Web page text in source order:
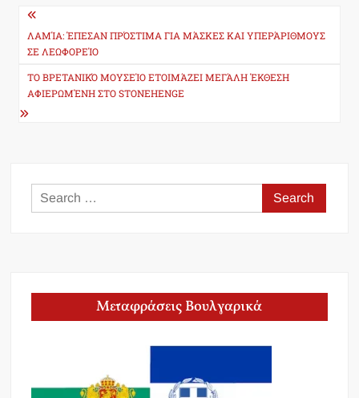
Post
navigation
ΛΑΜΊΑ: ΈΠΕΣΑΝ ΠΡΌΣΤΙΜΑ ΓΙΑ ΜΆΣΚΕΣ ΚΑΙ ΥΠΕΡΆΡΙΘΜΟΥΣ
ΣΕ ΛΕΩΦΟΡΕΊΟ
ΤΟ ΒΡΕΤΑΝΙΚΌ ΜΟΥΣΕΊΟ ΕΤΟΙΜΆΖΕΙ ΜΕΓΆΛΗ ΈΚΘΕΣΗ
ΑΦΙΕΡΩΜΈΝΗ ΣΤΟ STONEHENGE
Search
for:
Μεταφράσεις Βουλγαρικά